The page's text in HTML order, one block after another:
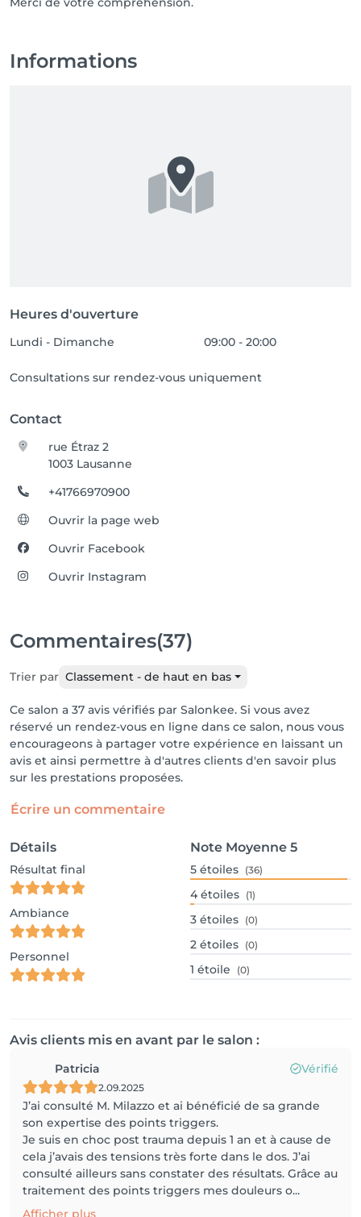
Informations importantes
Merci de votre compréhension.
Informations
Heures d'ouverture
Lundi - Dimanche 09:00 - 20:00
Consultations sur rendez-vous uniquement
Contact
rue Étraz 2
1003 Lausanne
+41766970900
Ouvrir la page web
Ouvrir Facebook
Ouvrir Instagram
Commentaires(37)
Trier par Classement - de haut en bas
Ce salon a 37 avis vérifiés par Salonkee. Si vous avez
réservé un rendez-vous en ligne dans ce salon, nous vous
encourageons à partager votre expérience en laissant un
avis et ainsi permettre à d'autres clients d'en savoir plus
sur les prestations proposées.
Écrire un commentaire
Détails
Résultat final
Ambiance
Personnel
Note Moyenne 5
5 étoiles (36)
4 étoiles (1)
3 étoiles (0)
2 étoiles (0)
1 étoile (0)
Avis clients mis en avant par le salon :
Patricia Vérifié
2.09.2025
J’ai consulté M. Milazzo et ai bénéficié de sa grande
son expertise des points triggers.
Je suis en choc post trauma depuis 1 an et à cause de
cela j’avais des tensions très forte dans le dos. J’ai
consulté ailleurs sans constater des résultats. Grâce au
traitement des points triggers mes douleurs o...
Afficher plus